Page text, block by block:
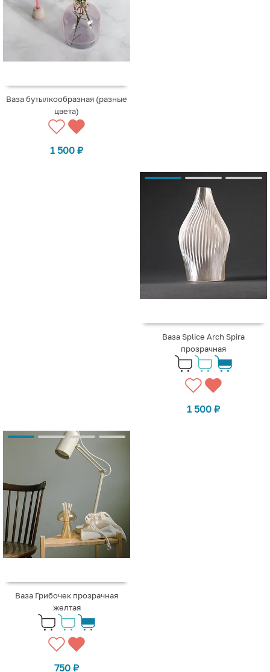
Ваза бутылкообразная (разные
цвета)
1 500 ₽
Ваза Splice Arch Spira
прозрачная
1 500 ₽
Ваза Грибочек прозрачная
желтая
750 ₽